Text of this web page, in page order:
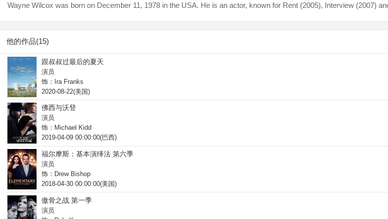
Wayne Wilcox was born on December 11, 1978 in the USA. He is an actor, known for Rent (2005), Interview (2007)
他的作品(15)
跟叔叔过最后的夏天
演员
饰：Ira Franks
2020-08-22(美国)
佛西与沃登
演员
饰：Michael Kidd
2019-04-09 00:00:00(巴西)
福尔摩斯：基本演绎法 第六季
演员
饰：Drew Bishop
2018-04-30 00:00:00(美国)
傲骨之战 第一季
演员